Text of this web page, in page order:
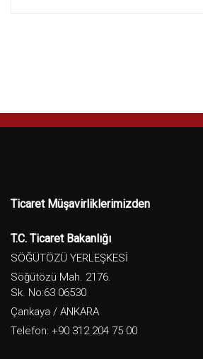
Ticaret Müşavirliklerimizden
T.C. Ticaret Bakanlığı
SÖĞÜTÖZÜ YERLEŞKESİ
Söğütözü Mah. 2176.
Sk. No:63 06530
Çankaya / ANKARA
Telefon: +90 312 204 75 00